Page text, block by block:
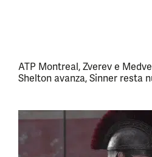
ATP Montreal, Zverev e
Shelton avanza, Sinner resta